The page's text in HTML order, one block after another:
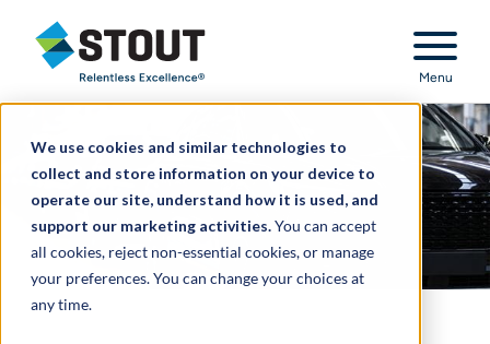
We use cookies and similar technologies to
collect and store information on your device to
operate our site, understand how it is used, and
support our marketing activities.You can accept
all cookies, reject non-essential cookies, or manage
your preferences. You can change your choices at
any time.
Stout Relentless Excellence
Menu